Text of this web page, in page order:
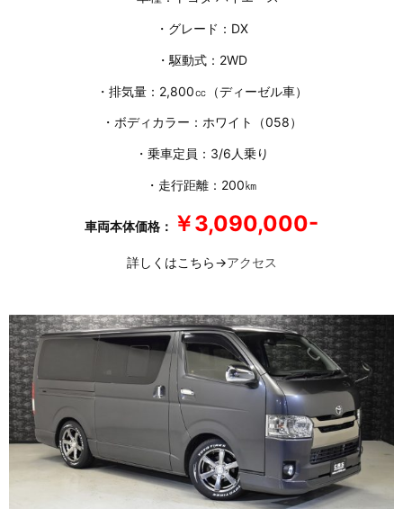
・グレード：DX
・駆動式：2WD
・排気量：2,800㏄（ディーゼル車）
・ボディカラー：ホワイト（058）
・乗車定員：3/6人乗り
・走行距離：200㎞
車両本体価格： ￥3,090,000-
詳しくはこちら→アクセス